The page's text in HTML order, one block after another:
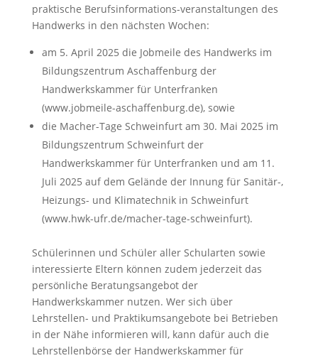
praktische Berufsinformations-veranstaltungen des
Handwerks in den nächsten Wochen:
am 5. April 2025 die Jobmeile des Handwerks im
Bildungszentrum Aschaffenburg der
Handwerkskammer für Unterfranken
(www.jobmeile-aschaffenburg.de), sowie
die Macher-Tage Schweinfurt am 30. Mai 2025 im
Bildungszentrum Schweinfurt der
Handwerkskammer für Unterfranken und am 11.
Juli 2025 auf dem Gelände der Innung für Sanitär-,
Heizungs- und Klimatechnik in Schweinfurt
(www.hwk-ufr.de/macher-tage-schweinfurt).
Schülerinnen und Schüler aller Schularten sowie
interessierte Eltern können zudem jederzeit das
persönliche Beratungsangebot der
Handwerkskammer nutzen. Wer sich über
Lehrstellen- und Praktikumsangebote bei Betrieben
in der Nähe informieren will, kann dafür auch die
Lehrstellenbörse der Handwerkskammer für